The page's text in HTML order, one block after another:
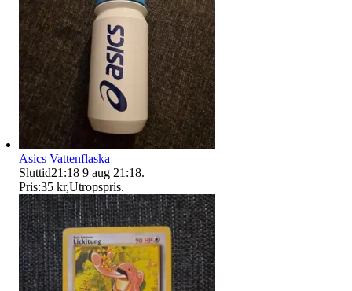
Asics Vattenflaska
Sluttid21:18 9 aug 21:18.
Pris:35 kr,Utropspris.